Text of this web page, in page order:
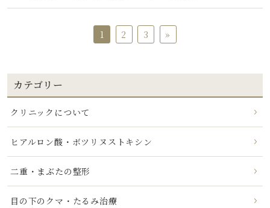
1 2 3 »
カテゴリー
クリニックについて
ヒアルロン酸・ボツリヌストキシン
二重・まぶたの整形
目の下のクマ・たるみ治療